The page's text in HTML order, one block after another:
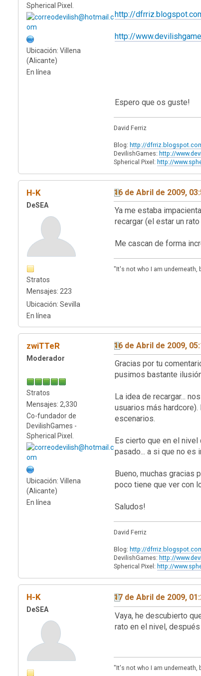
Spherical Pixel.
Ubicación: Villena
(Alicante)
En línea
http://
http://
Espero que os guste!
David Ferriz
Blog: http://
DevilishGames: http://
Spherical Pixel: http://
H-K
DeSEA
Stratos
Mensajes: 223
Ubicación: Sevilla
En línea
16 de Abril de 2009,
Ya me estaba
recargar (el estar un
Me cascan de forma
"It's not who I am underneath,
zwiTTeR
Moderador
Stratos
Mensajes: 2,330
Co-fundador de
DevilishGames -
Spherical Pixel.
Ubicación: Villena
(Alicante)
En línea
16 de Abril de 2009,
Gracias por tu
pusimos bastante
La idea de recargar...
usuarios más
escenarios.
Es cierto que en el
pasado... a si que no es
Bueno, muchas gracias
poco tiene que ver con
Saludos!
David Ferriz
Blog: http://
DevilishGames: http://
Spherical Pixel: http://
H-K
DeSEA
17 de Abril de 2009,
Vaya, he descubierto
rato en el nivel,
"It's not who I am underneath,